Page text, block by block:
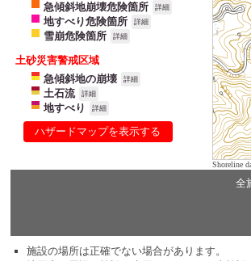
急傾斜地崩壊危険箇所 詳細
地すべり危険箇所 詳細
雪崩危険箇所 詳細
土砂災害警戒区域
急傾斜地の崩壊
詳細
土石流 詳細
地すべり 詳細
ハザードマップを表示する
Shoreline
全
施設の場所は正確でない場合があります。